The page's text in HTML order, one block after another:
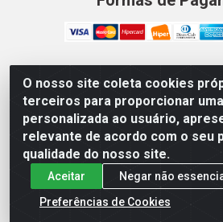
O nosso site coleta cookies
terceiros para proporcionar
personalizada ao usuário,
relevante de acordo com o seu
qualidade do nosso site.
Aceitar
Negar não
Preferências de Cookies
Vetcom Distribuidora de Rações
Barreto, 1040 - Barroso, Fortaleza/
- CNPJ 26.133.872/